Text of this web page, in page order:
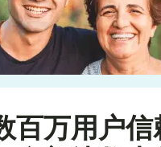
百万用户信